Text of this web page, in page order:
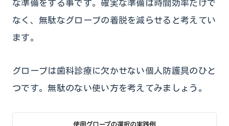
な準備をする事です。確実な準備は時間効率だけで
なく、無駄なグローブの着脱を減らせると考えてい
ます。
グローブは歯科診療に欠かせない個人防護具のひと
つです。無駄のない使い方を考えてみましょう。